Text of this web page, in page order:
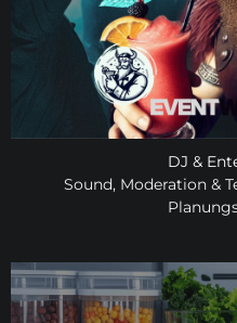
DJ &
Sound, Moderation &